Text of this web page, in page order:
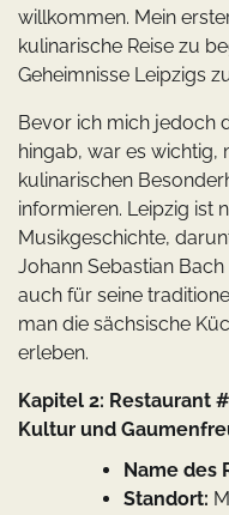
willkommen. Mein
kulinarische Reise zu
Geheimnisse Leipzigs
Bevor ich mich jedoch
hingab, war es
kulinarischen
informieren. Leipzig ist
Musikgeschichte,
Johann Sebastian
auch für seine
man die sächsische
erleben.
Kapitel 2: Restaurant
Kultur und
Name des
Standort: